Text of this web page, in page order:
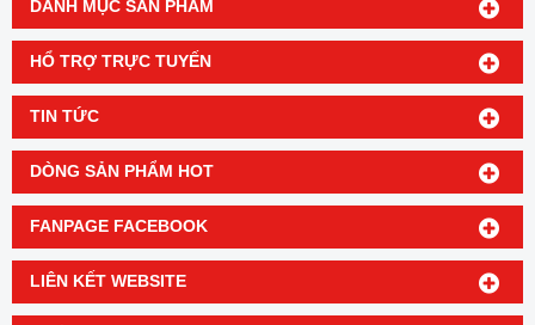
DANH MỤC SẢN PHẨM
HỔ TRỢ TRỰC TUYẾN
TIN TỨC
DÒNG SẢN PHẨM HOT
FANPAGE FACEBOOK
LIÊN KẾT WEBSITE